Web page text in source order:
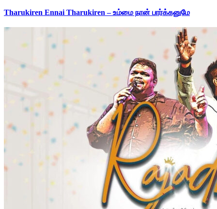
Tharukiren Ennai Tharukiren – உம்மை நான் பார்க்கனுமே